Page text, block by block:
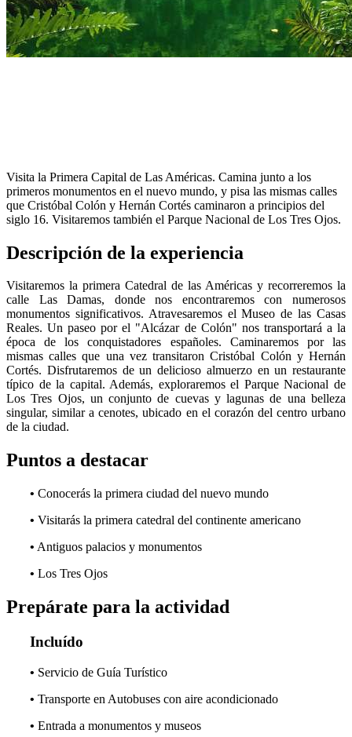
Visita la Primera Capital de Las Américas. Camina junto a los
primeros monumentos en el nuevo mundo, y pisa las mismas calles
que Cristóbal Colón y Hernán Cortés caminaron a principios del
siglo 16. Visitaremos también el Parque Nacional de Los Tres Ojos.
Descripción de la experiencia
Visitaremos la primera Catedral de las Américas y recorreremos la
calle Las Damas, donde nos encontraremos con numerosos
monumentos significativos. Atravesaremos el Museo de las Casas
Reales. Un paseo por el "Alcázar de Colón" nos transportará a la
época de los conquistadores españoles. Caminaremos por las
mismas calles que una vez transitaron Cristóbal Colón y Hernán
Cortés. Disfrutaremos de un delicioso almuerzo en un restaurante
típico de la capital. Además, exploraremos el Parque Nacional de
Los Tres Ojos, un conjunto de cuevas y lagunas de una belleza
singular, similar a cenotes, ubicado en el corazón del centro urbano
de la ciudad.
Puntos a destacar
• Conocerás la primera ciudad del nuevo mundo
• Visitarás la primera catedral del continente americano
• Antiguos palacios y monumentos
• Los Tres Ojos
Prepárate para la actividad
Incluído
• Servicio de Guía Turístico
• Transporte en Autobuses con aire acondicionado
• Entrada a monumentos y museos